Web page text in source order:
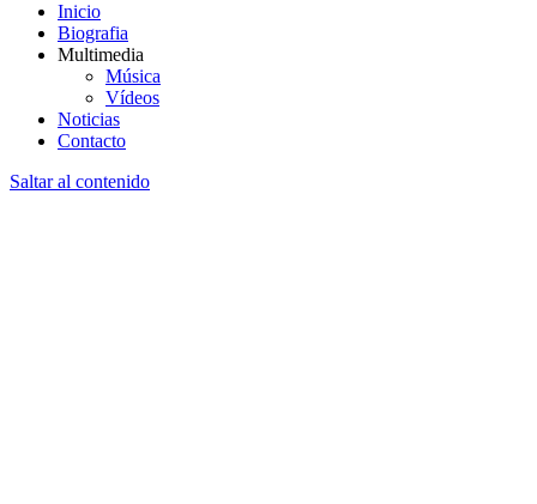
Inicio
Biografia
Multimedia
Música
Vídeos
Noticias
Contacto
Saltar al contenido